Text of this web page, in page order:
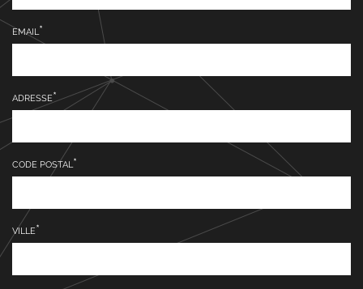
EMAIL
ADRESSE
CODE POSTAL
VILLE